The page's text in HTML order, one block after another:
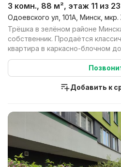
3 комн., 88 м², этаж 11 из 23
Одоевского ул, 101А, Минск, мкр.
Трёшка в зелёном районе
собственник. Продаётся классическая трёхкомнатная
квартира в каркасно-блочном
Добавить к